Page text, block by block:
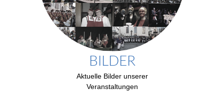
BILDER
Aktuelle Bilder unserer
Veranstaltungen